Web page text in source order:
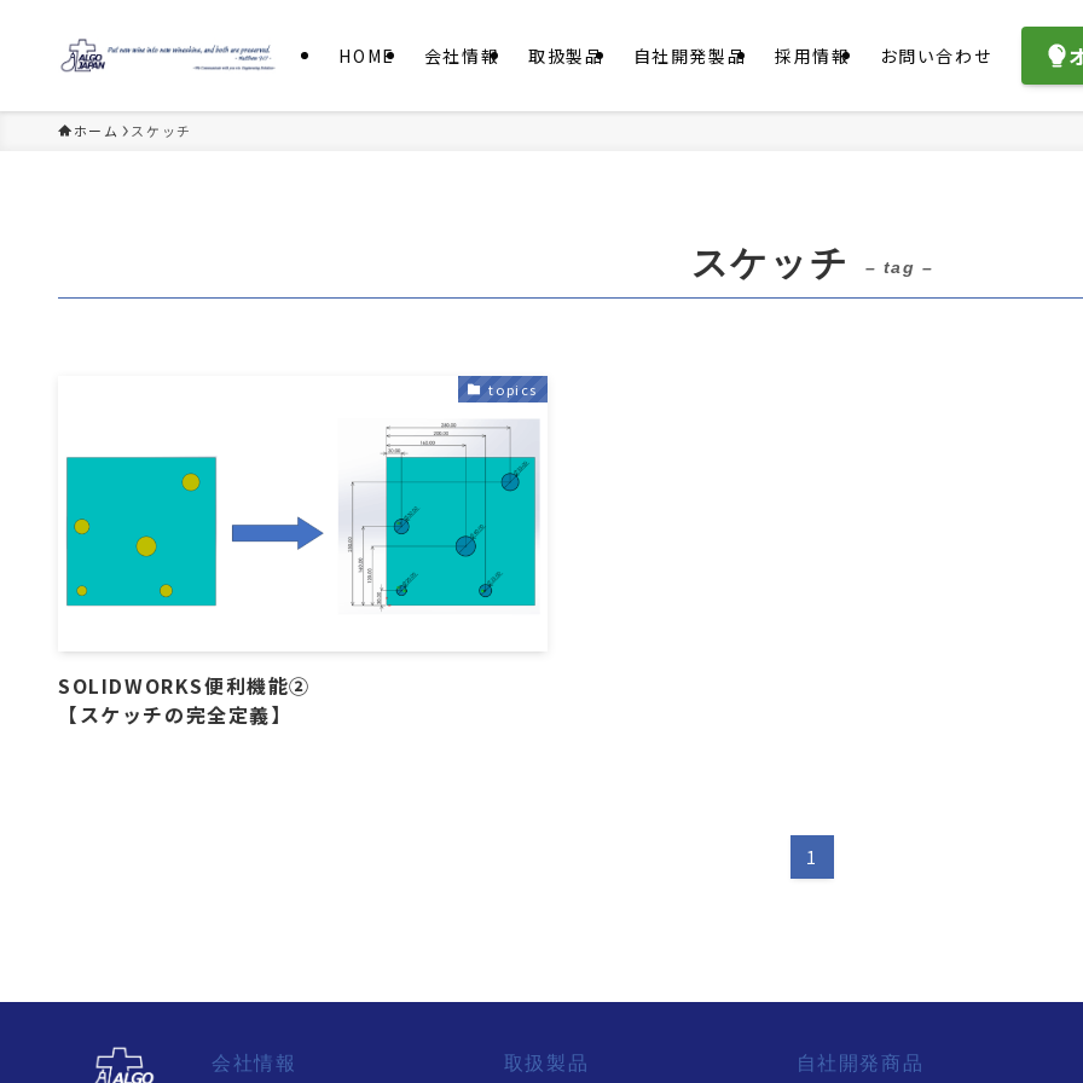
HOME 会社情報 取扱製品 自社開発製品 採用情報 お問い合わせ
ホーム スケッチ
スケッチ – tag –
topics
SOLIDWORKS便利機能②
【スケッチの完全定義】
1
会社情報 取扱製品 自社開発商品